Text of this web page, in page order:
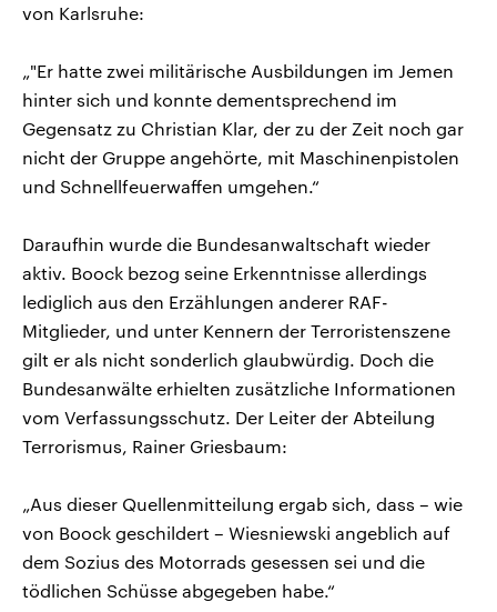
von Karlsruhe:
„"Er hatte zwei militärische Ausbildungen im Jemen
hinter sich und konnte dementsprechend im
Gegensatz zu Christian Klar, der zu der Zeit noch gar
nicht der Gruppe angehörte, mit Maschinenpistolen
und Schnellfeuerwaffen umgehen.“
Daraufhin wurde die Bundesanwaltschaft wieder
aktiv. Boock bezog seine Erkenntnisse allerdings
lediglich aus den Erzählungen anderer RAF-
Mitglieder, und unter Kennern der Terroristenszene
gilt er als nicht sonderlich glaubwürdig. Doch die
Bundesanwälte erhielten zusätzliche Informationen
vom Verfassungsschutz. Der Leiter der Abteilung
Terrorismus, Rainer Griesbaum:
„Aus dieser Quellenmitteilung ergab sich, dass – wie
von Boock geschildert – Wiesniewski angeblich auf
dem Sozius des Motorrads gesessen sei und die
tödlichen Schüsse abgegeben habe.“